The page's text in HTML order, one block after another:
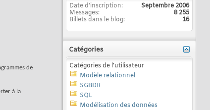
de
à la
Date d'inscription
Septembre 2006
Messages
8 255
Billets dans le blog
16
Catégories
Catégories de l'utilisateur
Modèle relationnel
SGBDR
SQL
Modélisation des données